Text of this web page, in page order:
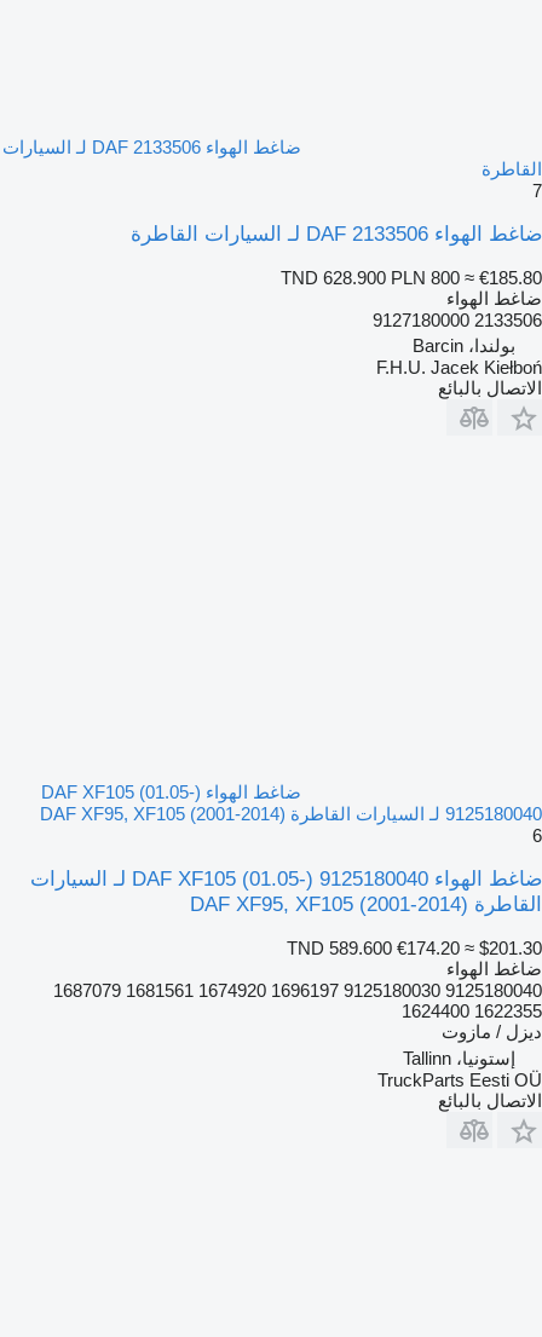
ضاغط الهواء DAF 2133506 لـ السيارات
القاطرة
7
ضاغط الهواء DAF 2133506 لـ السيارات القاطرة
TND 628.900 PLN 800 ≈ €185.80
ضاغط الهواء
2133506 9127180000
بولندا، Barcin
F.H.U. Jacek Kiełboń
الاتصال بالبائع
ضاغط الهواء DAF XF105 (01.05-)
9125180040 لـ السيارات القاطرة DAF XF95, XF105 (2001-2014)
6
ضاغط الهواء DAF XF105 (01.05-) 9125180040 لـ السيارات
القاطرة DAF XF95, XF105 (2001-2014)
TND 589.600 €174.20 ≈ $201.30
ضاغط الهواء
9125180040 9125180030 1696197 1674920 1681561 1687079
1622355 1624400
ديزل / مازوت
إستونيا، Tallinn
TruckParts Eesti OÜ
الاتصال بالبائع